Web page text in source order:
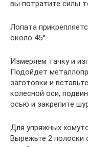
вы потратите силы
Лопата
около 45°.
Измеряем тачку и
Подойдет
заготовки и
колесной оси,
осью и закрепите
Для упряжных
Вырежьте 2 полоски